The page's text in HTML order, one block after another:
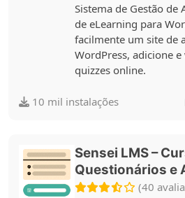
Sistema de Gestão de
de eLearning para
facilmente um site de
WordPress, adicione
quizzes online.
10 mil instalações
Sensei LMS –
Questionários e
(40